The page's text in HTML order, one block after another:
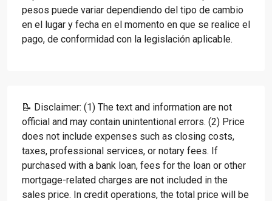
pesos puede variar dependiendo del tipo de cambio
en el lugar y fecha en el momento en que se realice el
pago, de conformidad con la legislación aplicable.
📝 Disclaimer: (1) The text and information are not
official and may contain unintentional errors. (2) Price
does not include expenses such as closing costs,
taxes, professional services, or notary fees. If
purchased with a bank loan, fees for the loan or other
mortgage-related charges are not included in the
sales price. In credit operations, the total price will be